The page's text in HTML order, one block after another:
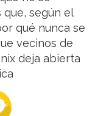
según el
qué nunca se
vecinos de
deja abierta